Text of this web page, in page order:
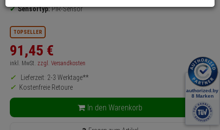
Sensortyp:PIR-Sensor
TOPSELLER
91,45 €
inkl. MwSt. zzgl. Versandkosten
Lieferzeit: 2-3 Werktage**
Kostenfreie Retoure
In den Warenkorb